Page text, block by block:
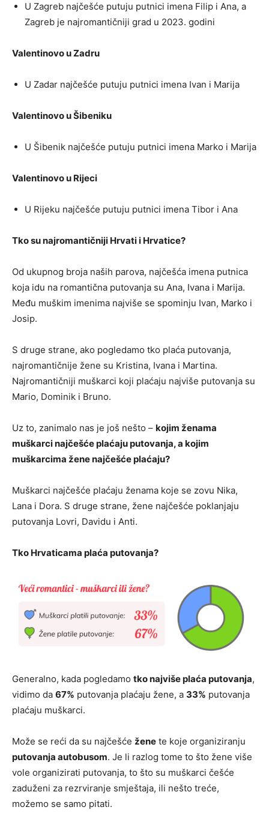
U Zagreb najčešće putuju putnici imena Filip i Ana, a
Zagreb je najromantičniji grad u 2023. godini
Valentinovo u Zadru
U Zadar najčešće putuju putnici imena Ivan i Marija
Valentinovo u Šibeniku
U Šibenik najčešće putuju putnici imena Marko i Marija
Valentinovo u Rijeci
U Rijeku najčešće putuju putnici imena Tibor i Ana
Tko su najromantičniji Hrvati i Hrvatice?
Od ukupnog broja naših parova, najčešća imena putnica
koja idu na romantična putovanja su Ana, Ivana i Marija.
Među muškim imenima najviše se spominju Ivan, Marko i
Josip.
S druge strane, ako pogledamo tko plaća putovanja,
najromantičnije žene su Kristina, Ivana i Martina.
Najromantičniji muškarci koji plaćaju najviše putovanja su
Mario, Dominik i Bruno.
Uz to, zanimalo nas je još nešto – kojim ženama
muškarci najčešće plaćaju putovanja, a kojim
muškarcima žene najčešće plaćaju?
Muškarci najčešće plaćaju ženama koje se zovu Nika,
Lana i Dora. S druge strane, žene najčešće poklanjaju
putovanja Lovri, Davidu i Anti.
Tko Hrvaticama plaća putovanja?
Generalno, kada pogledamo tko najviše plaća putovanja,
vidimo da 67% putovanja plaćaju žene, a 33% putovanja
plaćaju muškarci.
Može se reći da su najčešće žene te koje organiziranju
putovanja autobusom. Je li razlog tome to što žene više
vole organizirati putovanja, to što su muškarci češće
zaduženi za rezrviranje smještaja, ili nešto treće,
možemo se samo pitati.